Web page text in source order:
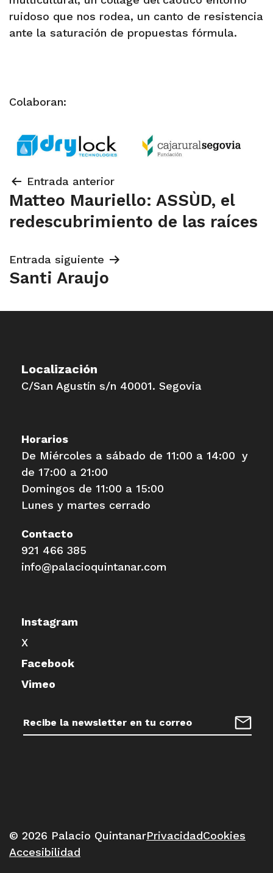
ruidoso que nos rodea, un canto de resistencia
ante la saturación de propuestas fórmula.
Colaboran:
Navegación
de
entradas
Entrada anterior
Matteo Mauriello: ASSÙD, el
redescubrimiento de las raíces
Entrada siguiente
Santi Araujo
Localización
C/San Agustín s/n 40001. Segovia
Horarios
De Miércoles a sábado de 11:00 a 14:00 y
de 17:00 a 21:00
Domingos de 11:00 a 15:00
Lunes y martes cerrado
Contacto
921 466 385
info@palacioquintanar.com
Instagram
X
Facebook
Vimeo
de
© 2026 Palacio QuintanarPrivacidadCookies
Accesibilidad